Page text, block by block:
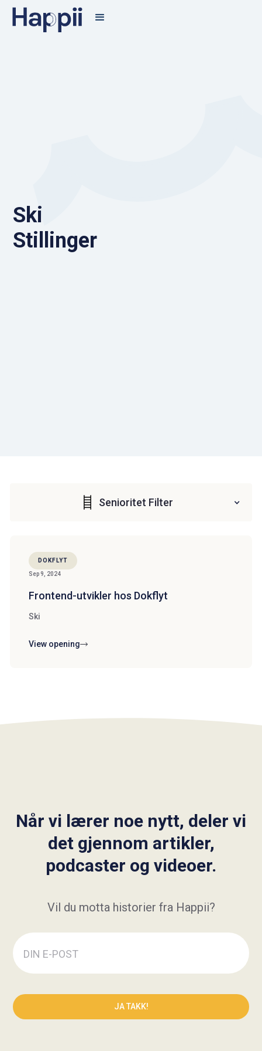
Ski
Stillinger
Senioritet Filter
Sep 9, 2024
Frontend-utvikler hos Dokflyt
Ski
View opening
DOKFLYT
Når vi lærer noe nytt, deler vi
det gjennom artikler,
podcaster og videoer.
Vil du motta historier fra Happii?